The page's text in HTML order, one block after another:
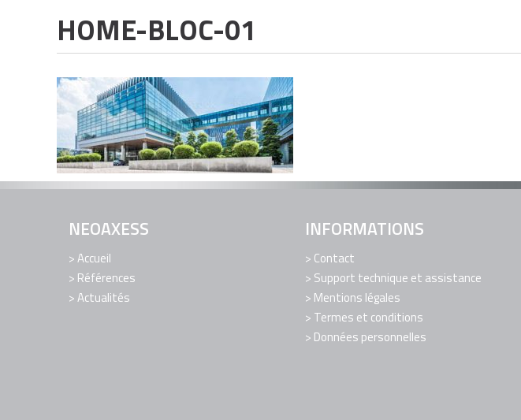
HOME-BLOC-01
NEOAXESS
Accueil
Références
Actualités
INFORMATIONS
Contact
Support technique et assistance
Mentions légales
Termes et conditions
Données personnelles